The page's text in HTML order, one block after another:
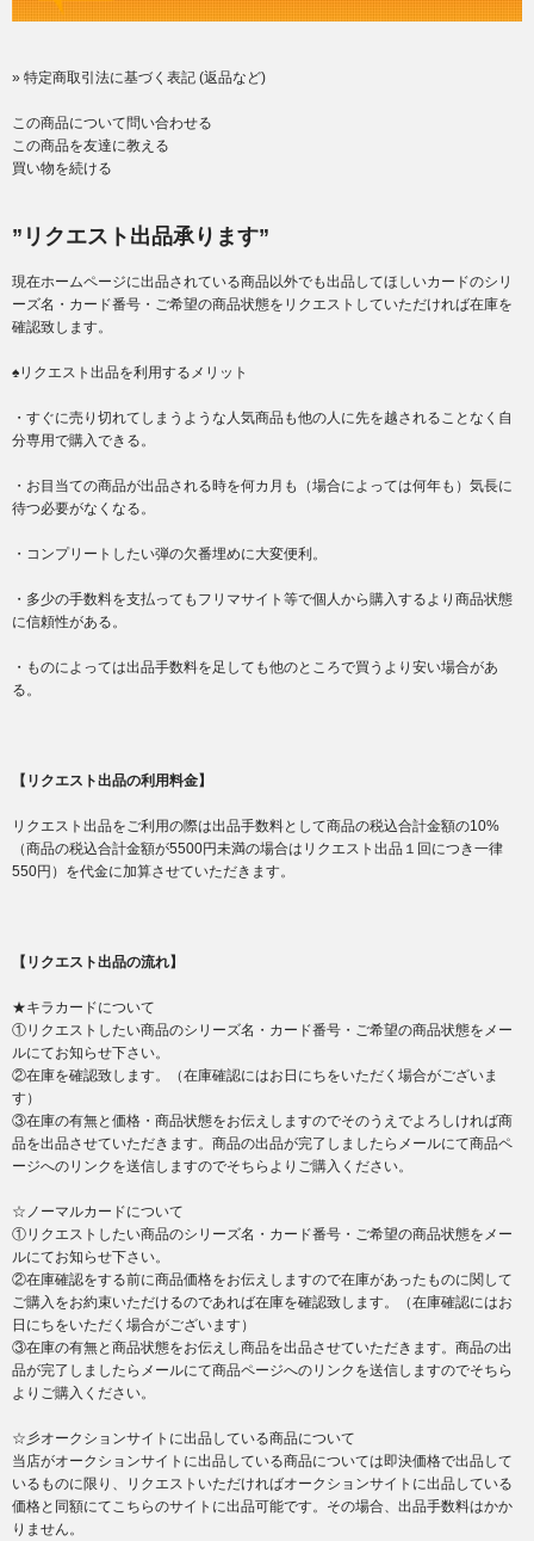
» 特定商取引法に基づく表記 (返品など)
この商品について問い合わせる
この商品を友達に教える
買い物を続ける
”リクエスト出品承ります”
現在ホームページに出品されている商品以外でも出品してほしいカードのシリ
ーズ名・カード番号・ご希望の商品状態をリクエストしていただければ在庫を
確認致します。
♠リクエスト出品を利用するメリット
・すぐに売り切れてしまうような人気商品も他の人に先を越されることなく自
分専用で購入できる。
・お目当ての商品が出品される時を何カ月も（場合によっては何年も）気長に
待つ必要がなくなる。
・コンプリートしたい弾の欠番埋めに大変便利。
・多少の手数料を支払ってもフリマサイト等で個人から購入するより商品状態
に信頼性がある。
・ものによっては出品手数料を足しても他のところで買うより安い場合があ
る。
【リクエスト出品の利用料金】
リクエスト出品をご利用の際は出品手数料として商品の税込合計金額の10%
（商品の税込合計金額が5500円未満の場合はリクエスト出品１回につき一律
550円）を代金に加算させていただきます。
【リクエスト出品の流れ】
★キラカードについて
①リクエストしたい商品のシリーズ名・カード番号・ご希望の商品状態をメー
ルにてお知らせ下さい。
②在庫を確認致します。（在庫確認にはお日にちをいただく場合がございま
す）
③在庫の有無と価格・商品状態をお伝えしますのでそのうえでよろしければ商
品を出品させていただきます。商品の出品が完了しましたらメールにて商品ペ
ージへのリンクを送信しますのでそちらよりご購入ください。
☆ノーマルカードについて
①リクエストしたい商品のシリーズ名・カード番号・ご希望の商品状態をメー
ルにてお知らせ下さい。
②在庫確認をする前に商品価格をお伝えしますので在庫があったものに関して
ご購入をお約束いただけるのであれば在庫を確認致します。（在庫確認にはお
日にちをいただく場合がございます）
③在庫の有無と商品状態をお伝えし商品を出品させていただきます。商品の出
品が完了しましたらメールにて商品ページへのリンクを送信しますのでそちら
よりご購入ください。
☆彡オークションサイトに出品している商品について
当店がオークションサイトに出品している商品については即決価格で出品して
いるものに限り、リクエストいただければオークションサイトに出品している
価格と同額にてこちらのサイトに出品可能です。その場合、出品手数料はかか
りません。